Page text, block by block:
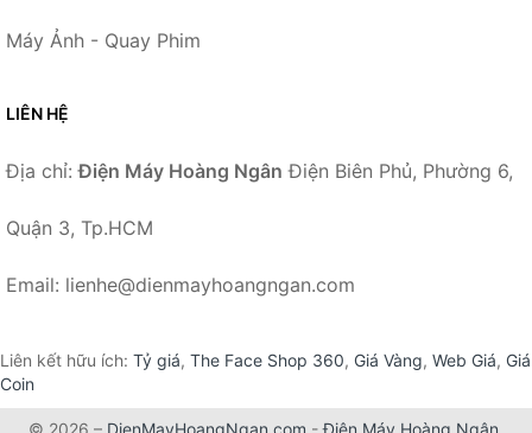
Máy Ảnh - Quay Phim
LIÊN HỆ
Địa chỉ:Điện Máy Hoàng Ngân Điện Biên Phủ, Phường 6,
Quận 3, Tp.HCM
Email: lienhe@dienmayhoangngan.com
Liên kết hữu ích: Tỷ giá, The Face Shop 360, Giá Vàng, Web Giá, Giá
Coin
© 2026 – DienMayHoangNgan.com -Điện Máy Hoàng Ngân